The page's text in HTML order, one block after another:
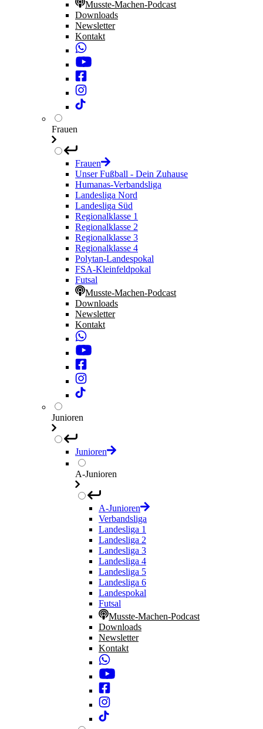
Musste-Machen-Podcast
Downloads
Newsletter
Kontakt
Frauen
Frauen
Unser Fußball - Dein Zuhause
Humanas-Verbandsliga
Landesliga Nord
Landesliga Süd
Regionalklasse 1
Regionalklasse 2
Regionalklasse 3
Regionalklasse 4
Polytan-Landespokal
FSA-Kleinfeldpokal
Futsal
Musste-Machen-Podcast
Downloads
Newsletter
Kontakt
Junioren
Junioren
A-Junioren
A-Junioren
Verbandsliga
Landesliga 1
Landesliga 2
Landesliga 3
Landesliga 4
Landesliga 5
Landesliga 6
Landespokal
Futsal
Musste-Machen-Podcast
Downloads
Newsletter
Kontakt